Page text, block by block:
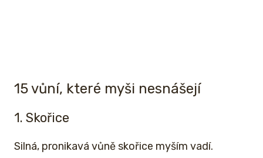
15 vůní, které myši nesnášejí
1. Skořice
Silná, pronikavá vůně skořice myším vadí.